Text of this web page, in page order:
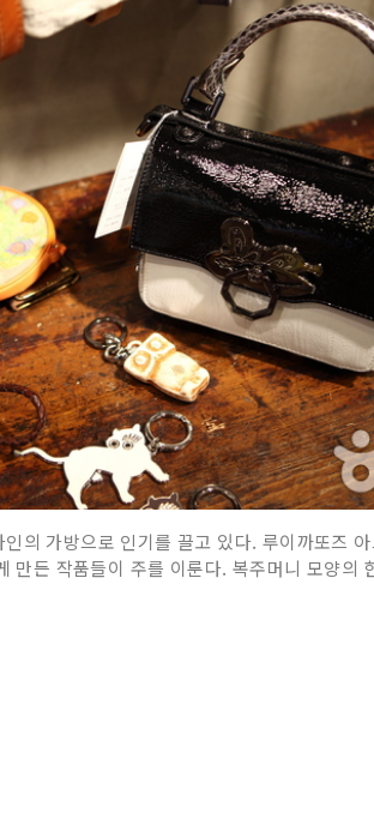
의 가방으로 인기를 끌고 있다. 루이까또즈
든 작품들이 주를 이룬다. 복주머니 모양의